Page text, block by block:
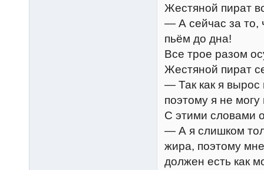
Жестяной пират
— А сейчас за то,
пьём до дна!
Все трое разом
Жестяной пират
— Так как я вырос
поэтому я не
С этими словами
— А я слишком
жира, поэтому
должен есть как